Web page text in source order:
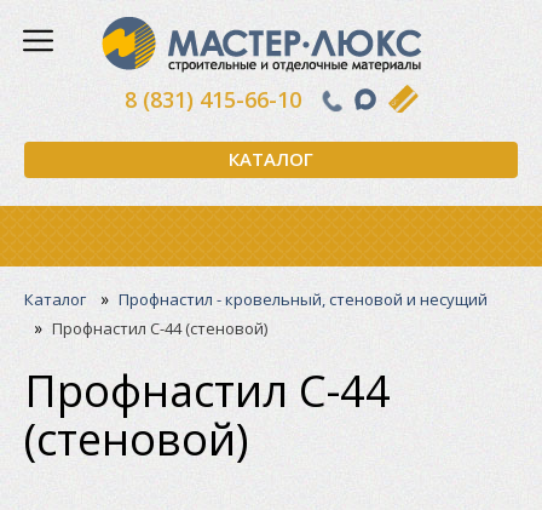
КАТАЛОГ
8 (831) 415-66-10
Каталог» Профнастил - кровельный, стеновой и несущий
» Профнастил С-44 (стеновой)
Профнастил С-44
(стеновой)